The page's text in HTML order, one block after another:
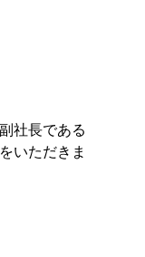
社長である
いただきま